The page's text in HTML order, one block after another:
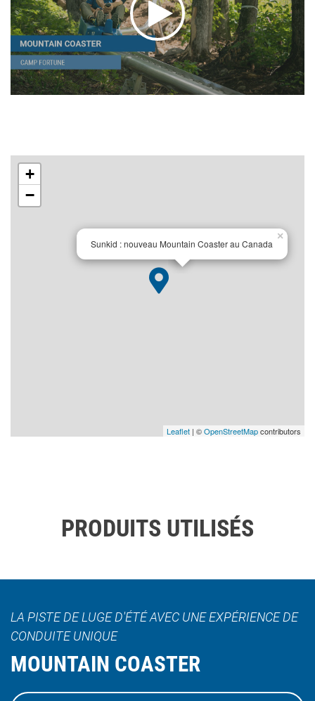
Sunkid : nouveau Mountain Coaster au Canada
×
+
−
Leaflet | ©OpenStreetMapcontributors
PRODUITS UTILISÉS
LA PISTE DE LUGE D'ÉTÉ AVEC UNE EXPÉRIENCE DE
CONDUITE UNIQUE
MOUNTAIN COASTER